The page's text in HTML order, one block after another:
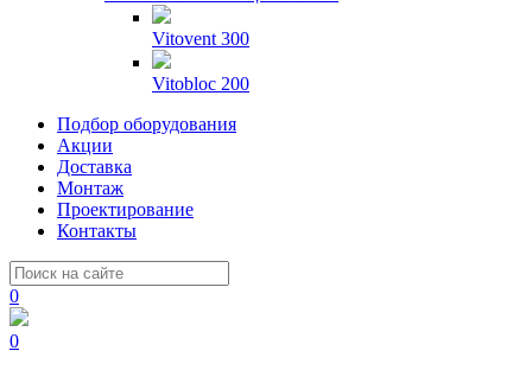
Vitovent 300
Vitobloc 200
Подбор оборудования
Акции
Доставка
Монтаж
Проектирование
Контакты
0
0